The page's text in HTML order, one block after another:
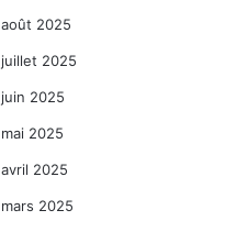
août 2025
juillet 2025
juin 2025
mai 2025
avril 2025
mars 2025